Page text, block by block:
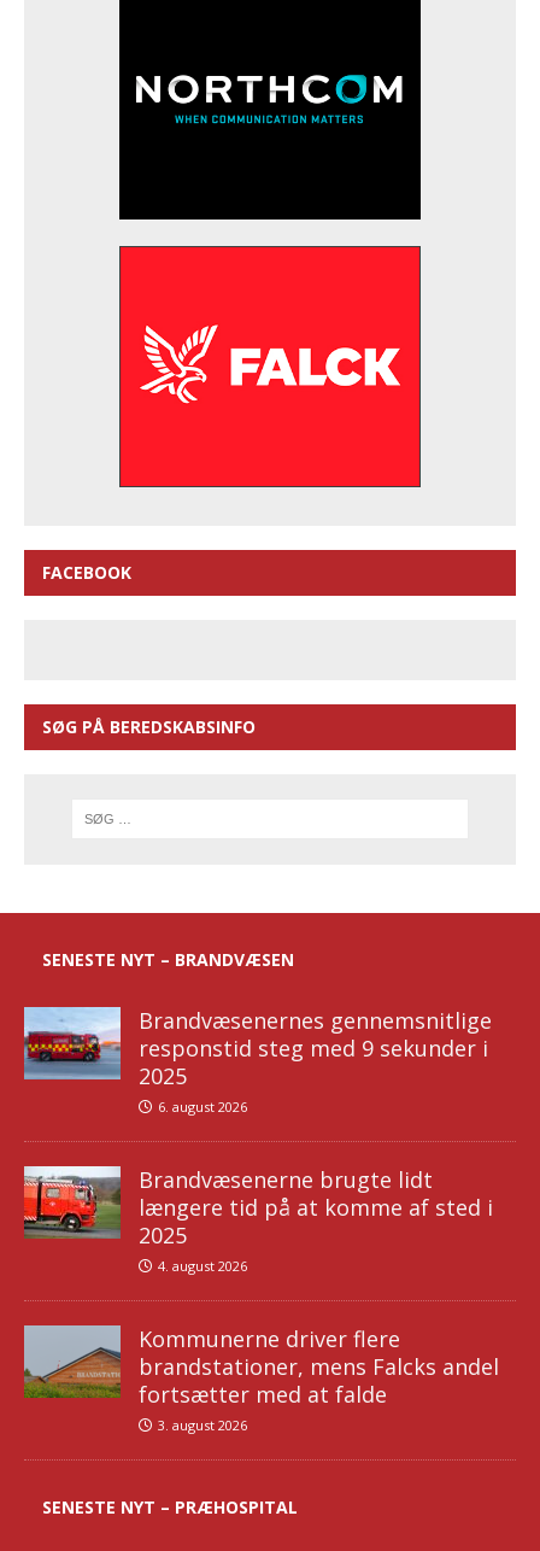
FACEBOOK
SØG PÅ BEREDSKABSINFO
SENESTE NYT – BRANDVÆSEN
Brandvæsenernes gennemsnitlige
responstid steg med 9 sekunder i
2025
6. august 2026
Brandvæsenerne brugte lidt
længere tid på at komme af sted i
2025
4. august 2026
Kommunerne driver flere
brandstationer, mens Falcks andel
fortsætter med at falde
3. august 2026
SENESTE NYT – PRÆHOSPITAL